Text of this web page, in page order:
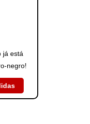
já está
negro!